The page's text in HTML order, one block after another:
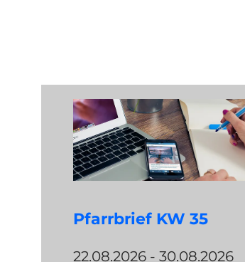
Pfarrbrief KW 35
22.08.2026 - 30.08.2026